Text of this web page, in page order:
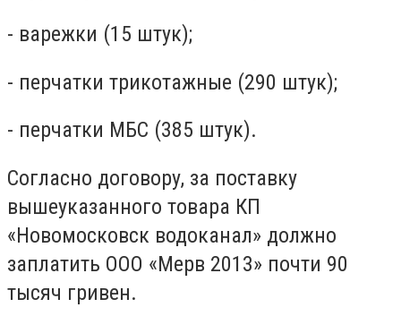
- варежки (15 штук);
- перчатки трикотажные (290 штук);
- перчатки МБС (385 штук).
Согласно договору, за поставку
вышеуказанного товара КП
«Новомосковск водоканал» должно
заплатить ООО «Мерв 2013» почти 90
тысяч гривен.